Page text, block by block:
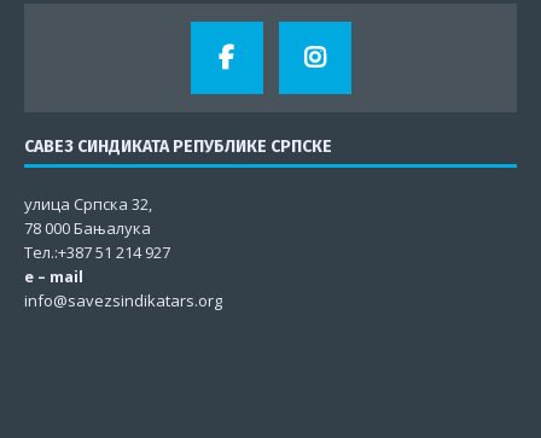
САВЕЗ СИНДИКАТА РЕПУБЛИКЕ СРПСКЕ
улица Српска 32,
78 000 Бањалука
Тел.:+387 51 214 927
e – mail
info@savezsindikatars.org